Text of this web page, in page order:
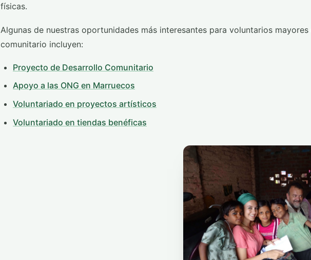
físicas.
Algunas de nuestras oportunidades más interesantes para voluntarios
comunitario incluyen:
Proyecto de Desarrollo Comunitario
Apoyo a las ONG en Marruecos
Voluntariado en proyectos artísticos
Voluntariado en tiendas benéficas